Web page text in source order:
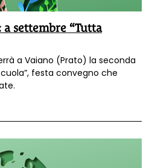
settembre “Tutta
a Vaiano (Prato) la seconda
festa convegno che